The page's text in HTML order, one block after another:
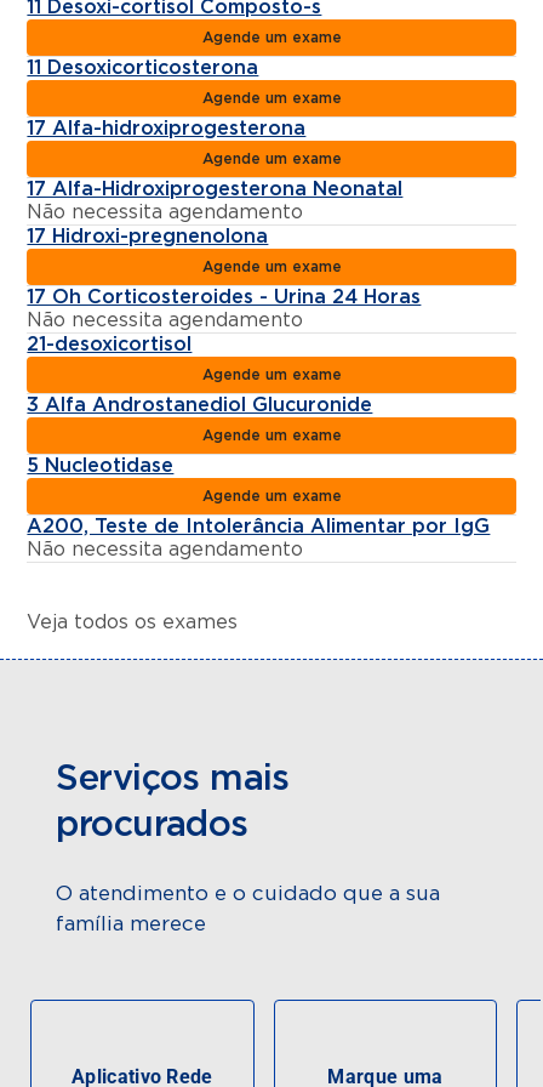
11 Desoxi-cortisol Composto-s
Agende um exame
11 Desoxicorticosterona
Agende um exame
17 Alfa-hidroxiprogesterona
Agende um exame
17 Alfa-Hidroxiprogesterona Neonatal
Não necessita agendamento
17 Hidroxi-pregnenolona
Agende um exame
17 Oh Corticosteroides - Urina 24 Horas
Não necessita agendamento
21-desoxicortisol
Agende um exame
3 Alfa Androstanediol Glucuronide
Agende um exame
5 Nucleotidase
Agende um exame
A200, Teste de Intolerância Alimentar por IgG
Não necessita agendamento
Veja todos os exames
Serviços mais
procurados
O atendimento e o cuidado que a sua
família merece
Aplicativo Rede Marque uma